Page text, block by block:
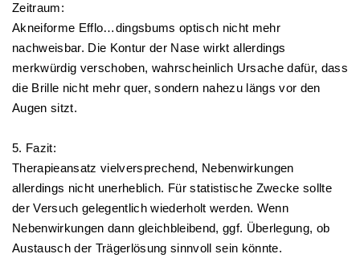
Zeitraum:
Akneiforme Efflo…dingsbums optisch nicht mehr
nachweisbar. Die Kontur der Nase wirkt allerdings
merkwürdig verschoben, wahrscheinlich Ursache dafür, dass
die Brille nicht mehr quer, sondern nahezu längs vor den
Augen sitzt.
5. Fazit:
Therapieansatz vielversprechend, Nebenwirkungen
allerdings nicht unerheblich. Für statistische Zwecke sollte
der Versuch gelegentlich wiederholt werden. Wenn
Nebenwirkungen dann gleichbleibend, ggf. Überlegung, ob
Austausch der Trägerlösung sinnvoll sein könnte.